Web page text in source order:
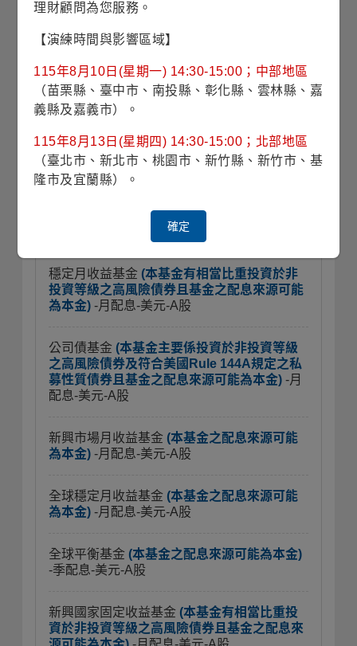
相關訊息
最新經理人評論
面對景氣不確定，基礎建設有韌性
精選基金
穩定月收益基金 (本基金有相當比重投資於非
投資等級之高風險債券且基金之配息來源可能
為本金) -月配息-美元-A股
公司債基金 (本基金主要係投資於非投資等級
之高風險債券及符合美國Rule 144A規定之私
募性質債券且基金之配息來源可能為本金) -月
配息-美元-A股
新興市場月收益基金 (本基金之配息來源可能
為本金) -月配息-美元-A股
全球穩定月收益基金 (本基金之配息來源可能
為本金) -月配息-美元-A股
全球平衡基金 (本基金之配息來源可能為本金)
-季配息-美元-A股
新興國家固定收益基金 (本基金有相當比重投
資於非投資等級之高風險債券且基金之配息來
理財顧問為您服務。
【演練時間與影響區域】
115年8月10日(星期一) 14:30-15:00；中部地區
（苗栗縣、臺中市、南投縣、彰化縣、雲林縣、嘉
義縣及嘉義市）。
115年8月13日(星期四) 14:30-15:00；北部地區
（臺北市、新北市、桃園市、新竹縣、新竹市、基
隆市及宜蘭縣）。
確定